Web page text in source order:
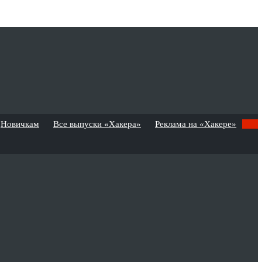
Новичкам Все выпуски «Хакера» Реклама на «Хакере»